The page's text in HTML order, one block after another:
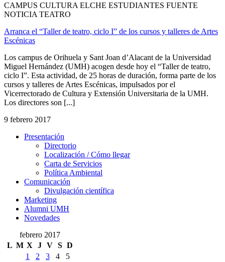
CAMPUS CULTURA ELCHE ESTUDIANTES FUENTE
NOTICIA TEATRO
Arranca el “Taller de teatro, ciclo I” de los cursos y talleres de Artes
Escénicas
Los campus de Orihuela y Sant Joan d’Alacant de la Universidad
Miguel Hernández (UMH) acogen desde hoy el “Taller de teatro,
ciclo I”. Esta actividad, de 25 horas de duración, forma parte de los
cursos y talleres de Artes Escénicas, impulsados por el
Vicerrectorado de Cultura y Extensión Universitaria de la UMH.
Los directores son [...]
9 febrero 2017
Presentación
Presentación
Directorio
Localización / Cómo llegar
Carta de Servicios
Política Ambiental
Comunicación
Comunicación
Divulgación científica
Marketing
Alumni UMH
Novedades
febrero 2017
L M X J V S D
1
2 3 4
5